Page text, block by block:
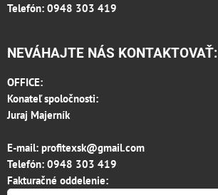
Telefón: 0948 303 419
NEVÁHAJTE NÁS KONTAKTOVAŤ:
OFFICE:
Konateľ spoločnosti:
Juraj Majerník
E-mail: profitexsk@gmail.com
Telefón: 0948 303 419
Fakturačné oddelenie: